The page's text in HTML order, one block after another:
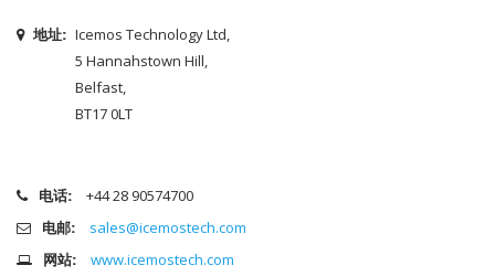
地址: Icemos Technology Ltd,
5 Hannahstown Hill,
Belfast,
BT17 0LT
电话:
+44 28 90574700
电邮:
sales@icemostech.com
网站:
www.icemostech.com